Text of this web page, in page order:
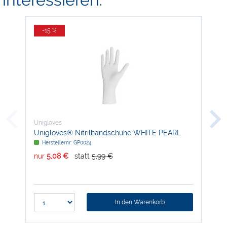
-15 %
Unigloves
Unigloves® Nitrilhandschuhe WHITE PEARL
Herstellernr: GP0024
nur 5,08 € statt 5,99 €
In den Warenkorb